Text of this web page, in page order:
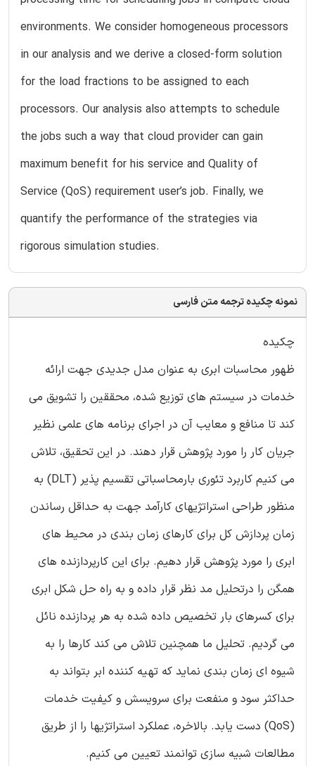
environments. We consider homogeneous processors
in our analysis and we derive a closed-form solution
for the load fractions to be assigned to each
processors. Our analysis also attempts to schedule
the jobs such a way that cloud provider can gain
maximum benefit for his service and Quality of
Service (QoS) requirement user’s job. Finally, we
quantify the performance of the strategies via
rigorous simulation studies.
نمونه چکیده ترجمه متن فارسی
چکیده
ظهور محاسبات ابری به عنوان مدل جدیدی جهت ارائه
خدمات در سیستم های توزیع شده، محققین را تشویق می
کند تا منافع و معایب آن در اجرای برنامه های علمی نظیر
جریان کار را مورد پژوهش قرار دهند. در این تحقیق، تلاش
می کنیم کاربرد تئوری بارمحاسباتی تقسیم پذیر (DLT) به
منظور طراحی استراتژیهای کارآمد جهت به حداقل رساندن
زمان پردازش کل برای کارهای زمان بندی در محیط های
ابری را مورد پژوهش قرار دهیم. برای این کارپردازنده های
همگن را درتحلیل مد نظر قرار داده و به راه حل شکل ابری
برای کسرهای بار تخصیص داده شده به هر پردازنده نائل
می گردیم. تحلیل ما همچنین تلاش می کند کارها را به
شیوه ای زمان بندی نماید که تهیه کننده ابر بتواند به
حداکثر سود و منفعت برای سرویسش و کیفیت خدمات
(QoS) دست یابد. بالاخره، عملکرد استراتژیها را از طریق
مطالعات شبیه سازی توانمند تعیین می کنیم.